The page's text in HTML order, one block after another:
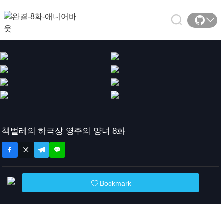
책벌레의 하극상 영주의 양녀 8화
Bookmark